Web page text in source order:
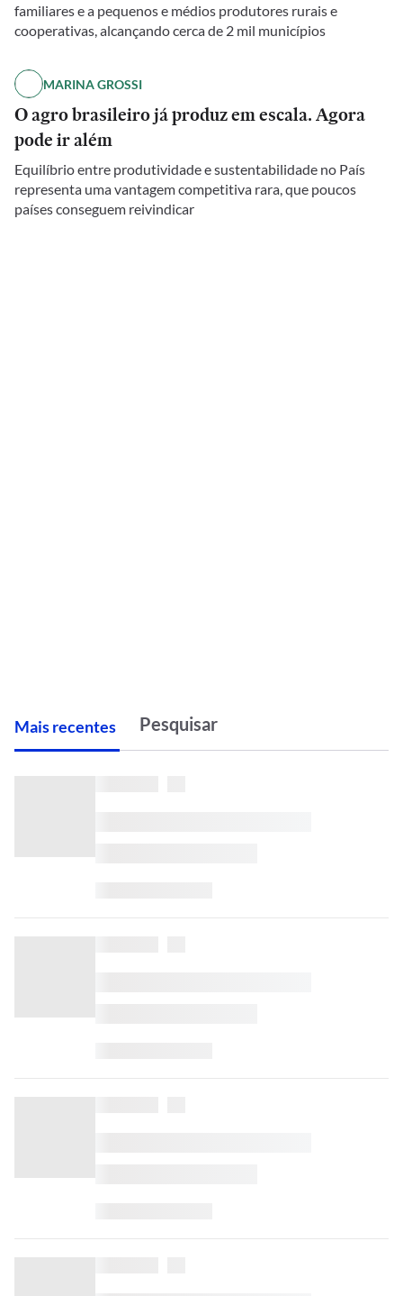
familiares e a pequenos e médios produtores rurais e
cooperativas, alcançando cerca de 2 mil municípios
MARINA GROSSI
O agro brasileiro já produz em escala. Agora
pode ir além
Equilíbrio entre produtividade e sustentabilidade no País
representa uma vantagem competitiva rara, que poucos
países conseguem reivindicar
Mais recentes